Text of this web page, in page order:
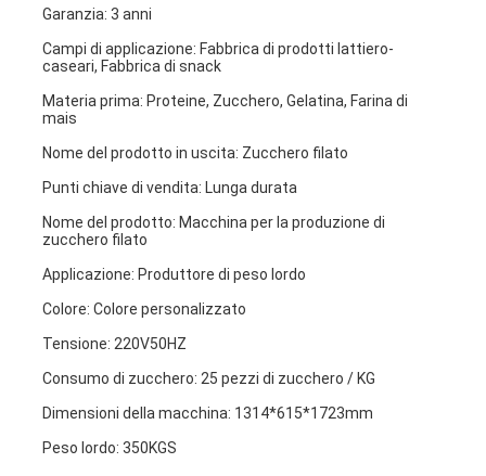
Garanzia: 3 anni
Campi di applicazione: Fabbrica di prodotti lattiero-
caseari, Fabbrica di snack
Materia prima: Proteine, Zucchero, Gelatina, Farina di
mais
Nome del prodotto in uscita: Zucchero filato
Punti chiave di vendita: Lunga durata
Nome del prodotto: Macchina per la produzione di
zucchero filato
Applicazione: Produttore di peso lordo
Colore: Colore personalizzato
Tensione: 220V50HZ
Consumo di zucchero: 25 pezzi di zucchero / KG
Dimensioni della macchina: 1314*615*1723mm
Peso lordo: 350KGS